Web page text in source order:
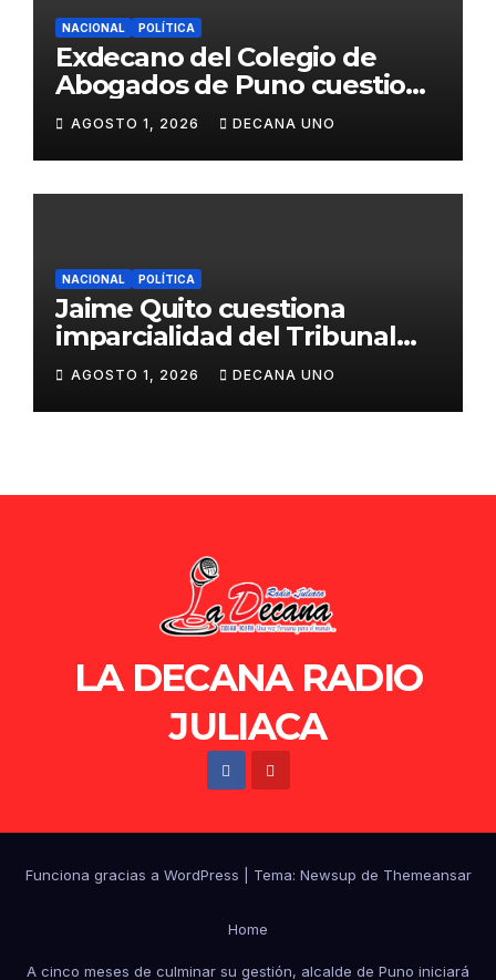
NACIONAL POLÍTICA
Exdecano del Colegio de
Abogados de Puno cuestiona
propuestas sobre seguridad
ciudadana
AGOSTO 1, 2026 DECANA UNO
NACIONAL POLÍTICA
Jaime Quito cuestiona
imparcialidad del Tribunal
Constitucional tras liberación
de Ollanta Humala
AGOSTO 1, 2026 DECANA UNO
LA DECANA RADIO
JULIACA
Funciona gracias a WordPress Tema: Newsup de Themeansar
Home
A cinco meses de culminar su gestión, alcalde de Puno iniciará